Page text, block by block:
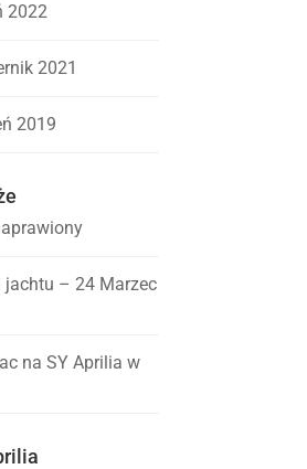
2022
2021
2019
jachtu – 24 Marzec
na SY Aprilia w